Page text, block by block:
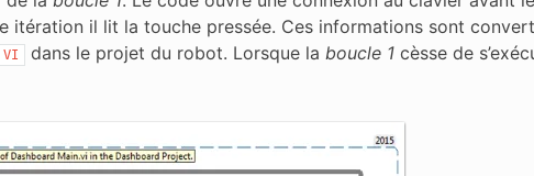
itération il lit la touche pressée. Ces informations sont
VI dans le projet du robot. Lorsque la boucle 1cèsse de